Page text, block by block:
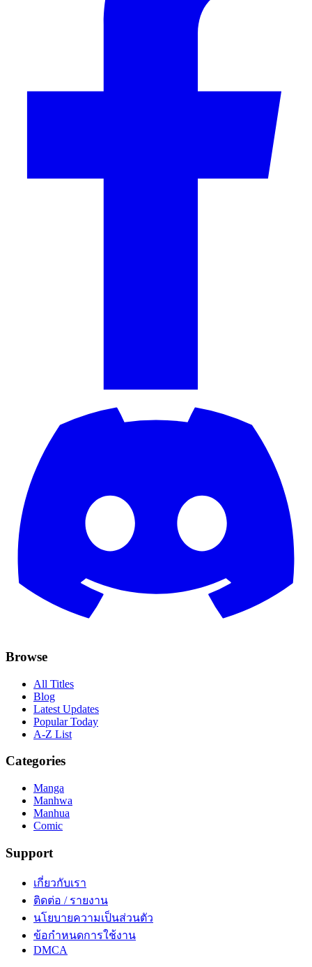
Browse
All Titles
Blog
Latest Updates
Popular Today
A-Z List
Categories
Manga
Manhwa
Manhua
Comic
Support
เกี่ยวกับเรา
ติดต่อ / รายงาน
นโยบายความเป็นส่วนตัว
ข้อกำหนดการใช้งาน
DMCA